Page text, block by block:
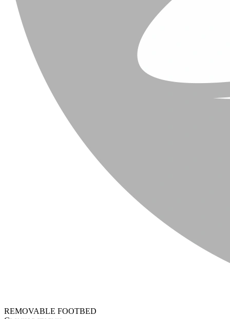
REMOVABLE FOOTBED